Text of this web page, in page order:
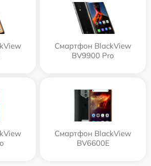
Смартфон BlackView
BV9900 Pro
Смартфон BlackView
BV6600E